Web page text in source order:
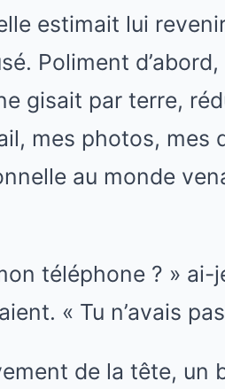
estimait lui
Poliment
gisait par terre,
mes photos, mes
au monde
téléphone ? »
« Tu n’avais
de la tête, un